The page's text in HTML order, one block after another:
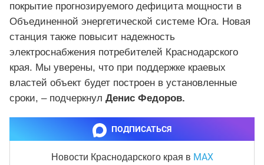
покрытие прогнозируемого дефицита мощности в
Объединенной энергетической системе Юга. Новая
станция также повысит надежность
электроснабжения потребителей Краснодарского
края. Мы уверены, что при поддержке краевых
властей объект будет построен в установленные
сроки, – подчеркнул Денис Федоров.
ПОДПИСАТЬСЯ
Новости Краснодарского края в MAX